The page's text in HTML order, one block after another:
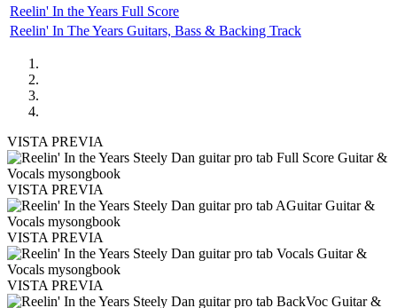
Reelin' In the Years Full Score
Reelin' In The Years Guitars, Bass & Backing Track
VISTA PREVIA
VISTA PREVIA
VISTA PREVIA
VISTA PREVIA